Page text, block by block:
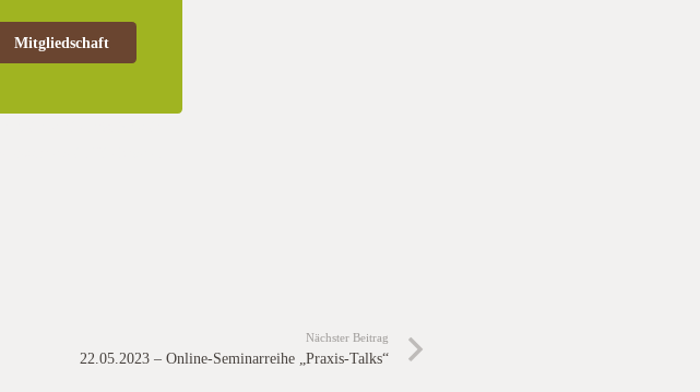
Mitgliedschaft
Nächster Beitrag
22.05.2023 – Online-Seminarreihe „Praxis-Talks“